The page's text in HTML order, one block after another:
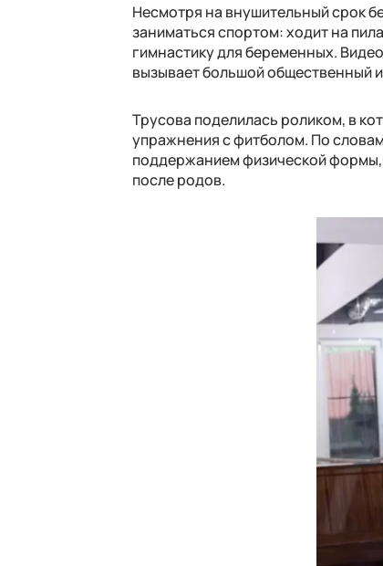
Несмотря на внушительный срок
заниматься спортом: ходит на
гимнастику для беременных.
вызывает большой общественный
Трусова поделилась роликом, в
упражнения с фитболом. По
поддержанием физической
после родов.